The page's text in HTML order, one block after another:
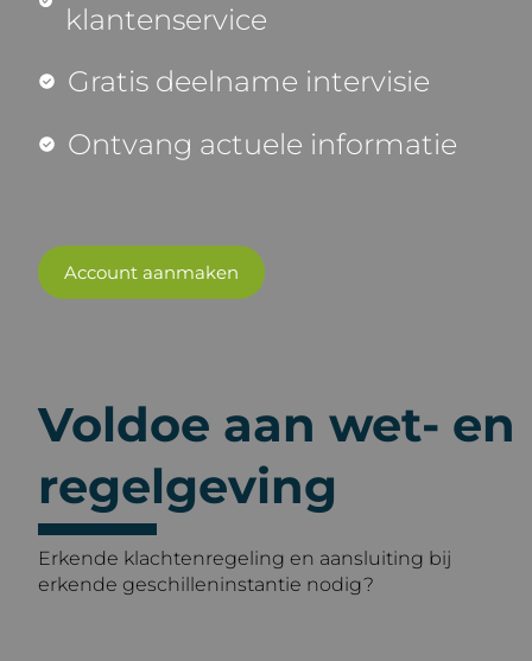
klantenservice
Gratis deelname intervisie
Ontvang actuele informatie
Account aanmaken
Voldoe aan wet- en
regelgeving
Erkende klachtenregeling en aansluiting bij
erkende geschilleninstantie nodig?